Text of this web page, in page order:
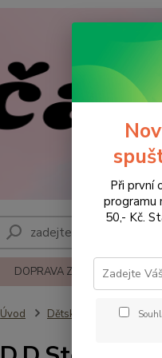
DOPRAVA ZBOŽÍ
Úvod Dětská obuv Obuv
Při první
programu
50,- Kč.